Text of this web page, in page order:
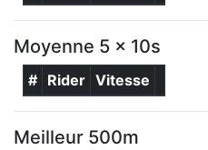
Moyenne 5 x 10s
# Rider Vitesse
Meilleur 500m